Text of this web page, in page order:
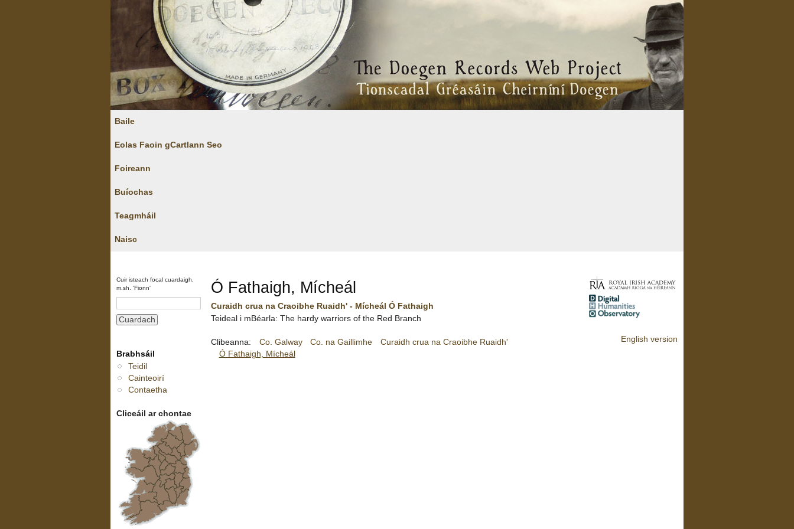
Baile
Eolas Faoin gCartlann Seo
Foireann
Buíochas
Teagmháil
Naisc
Cuir isteach focal cuardaigh,
m.sh. 'Fionn'
Brabhsáil
Teidil
Cainteoirí
Contaetha
Cliceáil ar chontae
Ó Fathaigh, Mícheál
Curaidh crua na Craoibhe Ruaidh' - Mícheál Ó Fathaigh
Teideal i mBéarla: The hardy warriors of the Red Branch
Clibeanna: Co. Galway Co. na Gaillimhe
Curaidh crua na Craoibhe Ruaidh'
Ó Fathaigh, Mícheál
English version